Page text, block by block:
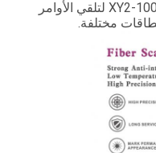
اعتماد بروتوكول الاتصال العالمي XY2-100 لتلقي الأوامر
مختلفة.